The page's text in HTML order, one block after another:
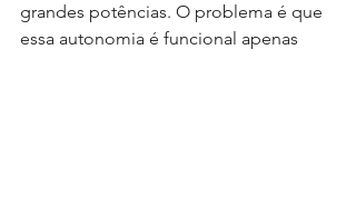
grandes potências. O problema é que
essa autonomia é funcional apenas